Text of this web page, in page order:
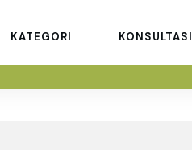
KATEGORI KONSULTASI